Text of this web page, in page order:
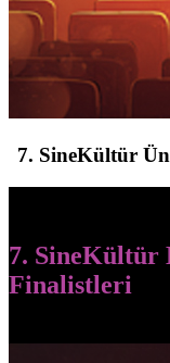
7. SineKültür
7. SineKültür
Finalistleri